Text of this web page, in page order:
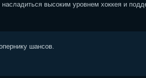
высоким уровнем хоккея и
шансов.